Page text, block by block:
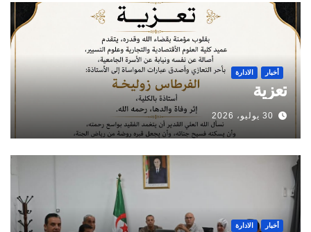
أخبار الادارة
تعزية
30 يوليو، 2026
أخبار الادارة